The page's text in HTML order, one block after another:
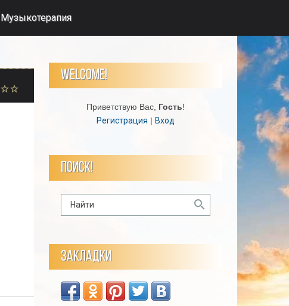
Музыкотерапия
WELCOME!
Приветствую Вас, Гость!
Регистрация | Вход
ПОИСК!
ЗАКЛАДКИ